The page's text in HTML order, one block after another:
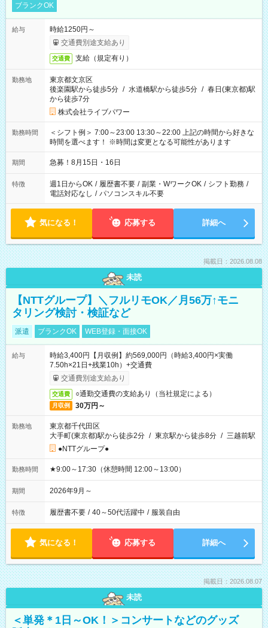
ブランクOK
給与
時給1250円～
交通費別途支給あり
交通費 支給（規定有り）
勤務地
東京都文京区
後楽園駅から徒歩5分 / 水道橋駅から徒歩5分 / 春日(東京都)駅
から徒歩7分
株式会社ライブパワー
勤務時間
＜シフト例＞ 7:00～23:00 13:30～22:00 上記の時間から好きな
時間を選べます！ ※時間は変更となる可能性があります
期間 急募！8月15日・16日
特徴 週1日からOK / 履歴書不要 / 副業・WワークOK / シフト勤務 /
電話対応なし / パソコンスキル不要
気になる！ 応募する 詳細へ
掲載日：2026.08.08
未読
【NTTグループ】＼フルリモOK／月56万↑モニ
タリング検討・検証など
派遣 ブランクOK WEB登録・面接OK
給与
時給3,400円【月収例】約569,000円（時給3,400円×実働
7.50h×21日+残業10h）+交通費
交通費別途支給あり
交通費 ○通勤交通費の支給あり（当社規定による）
月収例 30万円～
勤務地
東京都千代田区
大手町(東京都)駅から徒歩2分 / 東京駅から徒歩8分 / 三越前駅
●NTTグループ●
勤務時間 ★9:00～17:30（休憩時間 12:00～13:00）
期間 2026年9月～
特徴 履歴書不要 / 40～50代活躍中 / 服装自由
気になる！ 応募する 詳細へ
掲載日：2026.08.07
未読
＜単発＊1日～OK！＞コンサートなどのグッズ